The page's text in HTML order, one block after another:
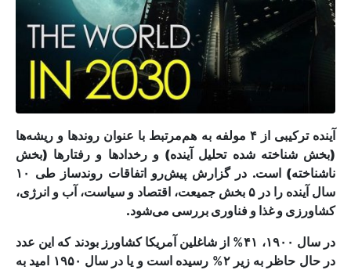
آینده ترکیبی از ۴ مولفه به هم‌مرتبط با عنوان روندها و ریشه‌ها
(بخش شناخته شده تحلیل آینده) و رخدادها و رفتارها (بخش
ناشناخته) است. در گزارش پیش‌رو اتفاقات روندساز طی ۱۰
سال آینده را در ۵ بخش جمیعت، اقتصاد و سیاست، آب و انرژی،
کشاورزی و غذا و فناوری بررسی می‌شود.
در سال ۱۹۰۰، ۴۱% از شاغلین آمریکا کشاورز بودند که این عدد
در حال حاظر به زیر ۲% رسیده است و یا در سال ۱۹۵۰ امید به